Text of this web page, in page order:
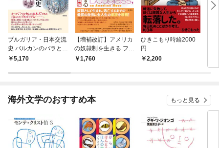
ブルガリア・日本交流
史 バルカンのバラとサ
クラの巡り会い
5,170
【増補改訂】アメリカ
の奴隷制を生きる フレ
デリック・ダグラス自
1,760
ひきこもり時給2000
円
2,200
て
海外文学のおすすめ本 もっと見る